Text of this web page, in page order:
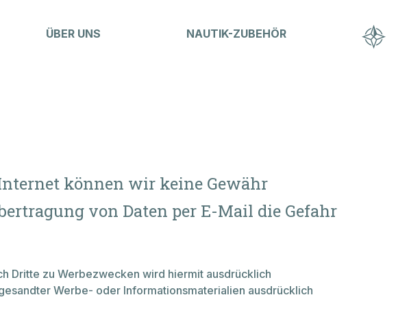
ÜBER UNS NAUTIK-ZUBEHÖR
13:15 - 17:30 Uhr
können wir keine Gewähr
von Daten per E-Mail die Gefahr
Dritte zu Werbezwecken wird hiermit ausdrücklich
Werbe- oder Informationsmaterialien ausdrücklich